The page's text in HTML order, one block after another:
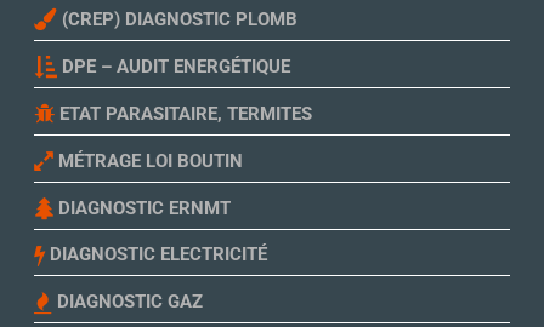
(CREP) DIAGNOSTIC PLOMB
DPE – AUDIT ENERGÉTIQUE
ETAT PARASITAIRE, TERMITES
MÉTRAGE LOI BOUTIN
DIAGNOSTIC ERNMT
DIAGNOSTIC ELECTRICITÉ
DIAGNOSTIC GAZ